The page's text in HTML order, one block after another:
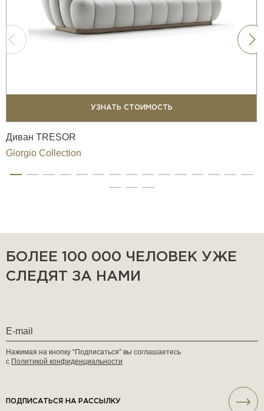
УЗНАТЬ СТОИМОСТЬ
Диван TRESOR
Giorgio Collection
БОЛЕЕ 100 000 ЧЕЛОВЕК УЖЕ
СЛЕДЯТ ЗА НАМИ
Нажимая на кнопку “Подписаться” вы соглашаетесь
с Политикой конфиденциальности
ПОДПИСАТЬСЯ НА РАССЫЛКУ